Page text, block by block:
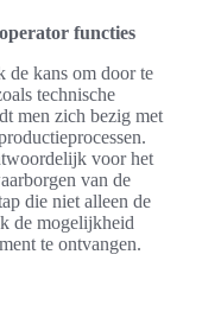
functies
de kans om door te
technische
men zich bezig met
voor het
van de
die niet alleen de
de mogelijkheid
te ontvangen.